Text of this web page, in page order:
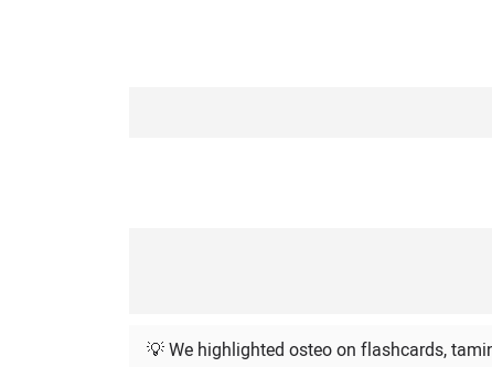
💡 We highlighted osteo on flashcards,